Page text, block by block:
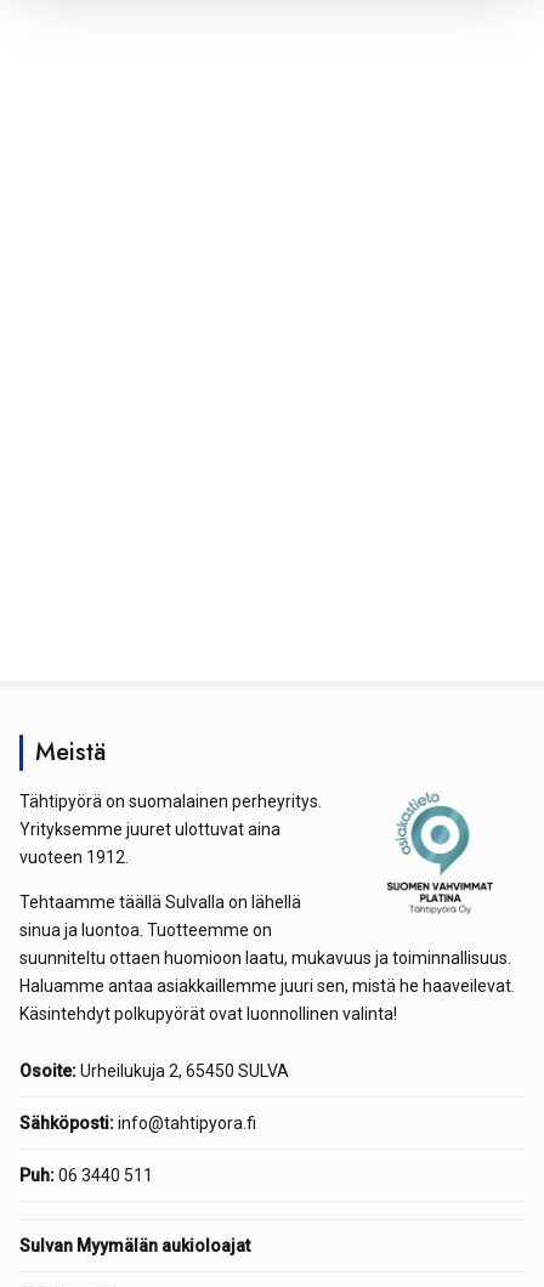
Meistä
Tähtipyörä on suomalainen perheyritys.
Yrityksemme juuret ulottuvat aina
vuoteen 1912.
Tehtaamme täällä Sulvalla on lähellä
sinua ja luontoa. Tuotteemme on
suunniteltu ottaen huomioon laatu, mukavuus ja toiminnallisuus.
Haluamme antaa asiakkaillemme juuri sen, mistä he haaveilevat.
Käsintehdyt polkupyörät ovat luonnollinen valinta!
Osoite:Urheilukuja 2, 65450 SULVA
Sähköposti:info@tahtipyora.fi
Puh:06 3440 511
Sulvan Myymälän aukioloajat